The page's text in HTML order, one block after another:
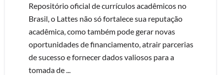
Repositório oficial de currículos acadêmicos no
Brasil, o Lattes não só fortalece sua reputação
acadêmica, como também pode gerar novas
oportunidades de financiamento, atrair parcerias
de sucesso e fornecer dados valiosos para a
tomada de ...